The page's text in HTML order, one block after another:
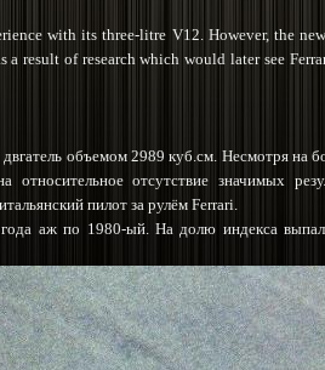
with its three-litre V12. However, the
result of research which would later see
объемом 2989 куб.см. Несмотря
отсутствие значимых
пилот за рулём Ferrari.
года аж по 1980-ый. На долю индекса